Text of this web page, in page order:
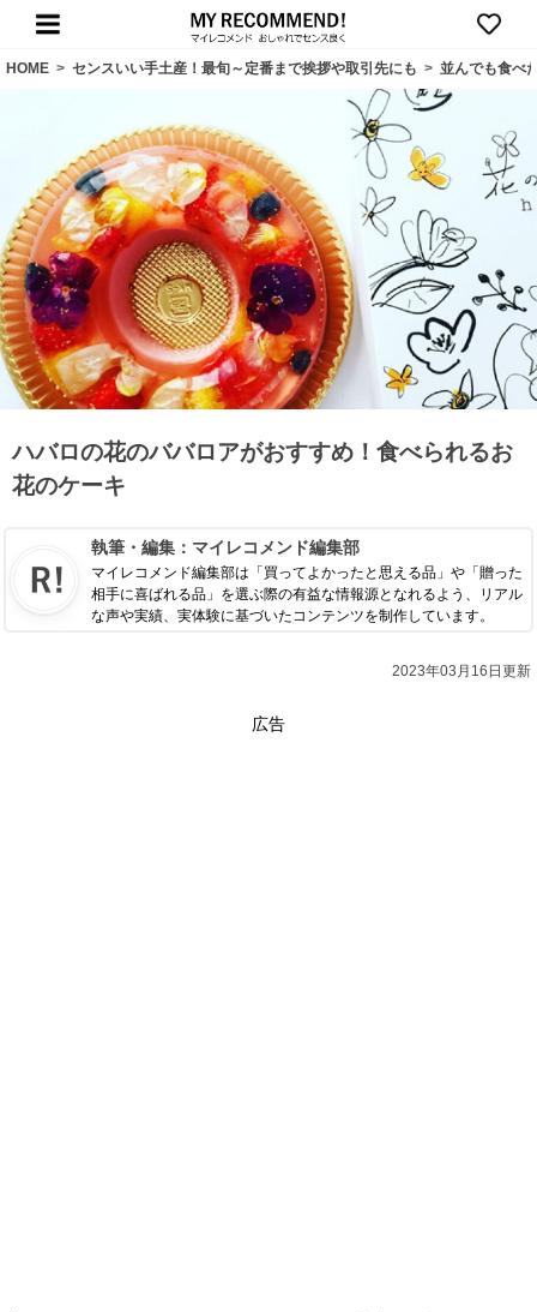
HOME > センスいい手土産！最旬～定番まで挨拶や取引先にも > 並んでも食べ
ハバロの花のババロアがおすすめ！食べられるお
花のケーキ
執筆・編集： マイレコメンド編集部
マイレコメンド編集部は「買ってよかったと思える品」や「贈った
相手に喜ばれる品」を選ぶ際の有益な情報源となれるよう、リアル
な声や実績、実体験に基づいたコンテンツを制作しています。
2023年03月16日更新
広告